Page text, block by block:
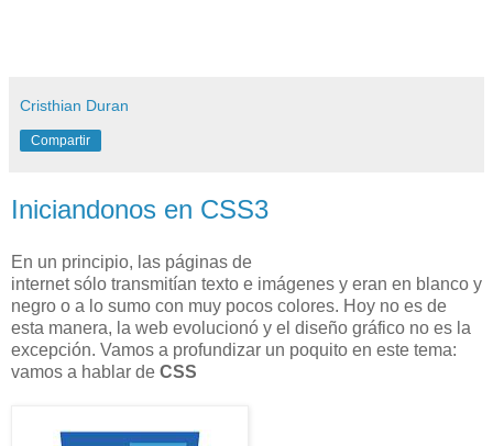
Cristhian Duran
Compartir
Iniciandonos en CSS3
En un principio, las páginas de
internetsólo transmitían texto e imágenes y eran en blanco y
negro o a lo sumo con muy pocos colores. Hoy no es de
esta manera, la web evolucionó y el diseño gráfico no es la
excepción. Vamos a profundizar un poquito en este tema:
vamos a hablar de CSS